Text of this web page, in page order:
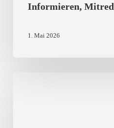
Informieren,
1. Mai 2026